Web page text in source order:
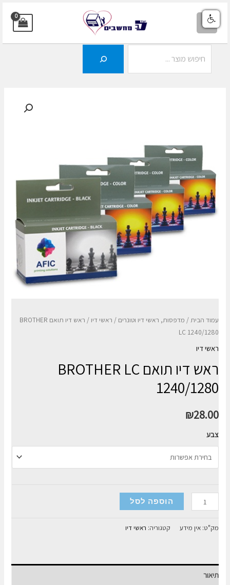
דילוג
לתוכן
MAIN
עמוד הבית/ מדפסות, ראשי דיו וטונרים / ראשי דיו
/ ראש דיו תואם BROTHER
LC 1240/1280
ראשי דיו
ראש דיו תואם BROTHER LC
1240/1280
₪28.00
צבע
כמות
של
ראש
BROTHER
הוספה לסל
מק"ט:אין מידע קטגוריה: ראשי דיו
תיאור